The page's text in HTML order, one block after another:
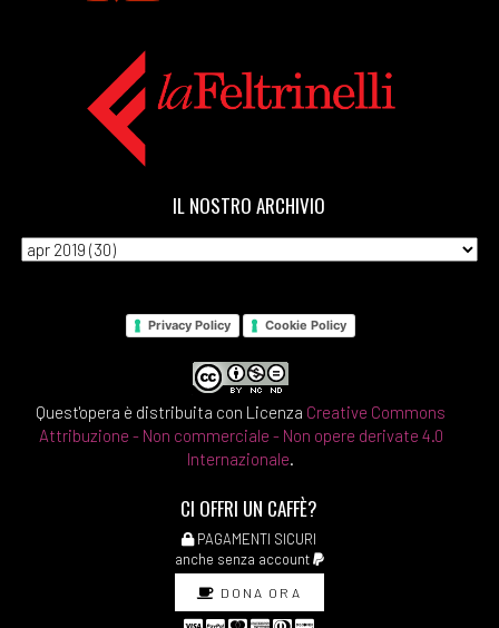
IL NOSTRO ARCHIVIO
Privacy Policy Cookie Policy
Quest'opera è distribuita con Licenza Creative Commons
Attribuzione - Non commerciale - Non opere derivate 4.0
Internazionale.
CI OFFRI UN CAFFÈ?
PAGAMENTI SICURI
anche senza account
DONA ORA